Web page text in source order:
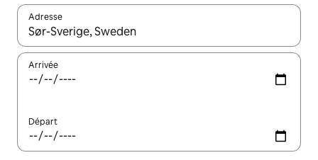
Adresse
Lorsque les résultats s'affichent, utilisez les flèches vers le
Arrivée
Départ